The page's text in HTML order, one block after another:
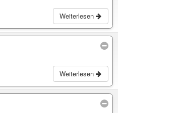
Weiterlesen
Weiterlesen